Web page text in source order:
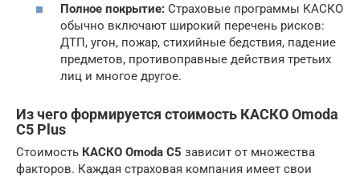
Полное покрытие: Страховые программы КАСКО
обычно включают широкий перечень рисков:
ДТП, угон, пожар, стихийные бедствия, падение
предметов, противоправные действия третьих
лиц и многое другое.
Из чего формируется стоимость КАСКО Omoda
C5 Plus
Стоимость КАСКО Omoda C5 зависит от множества
факторов. Каждая страховая компания имеет свои